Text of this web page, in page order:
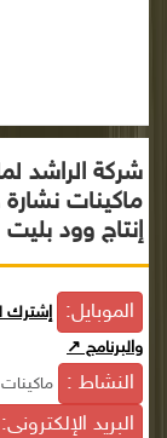
شركة الراشد
ماكينات
إنتاج وود بليت
الموبايل: إشترك
والبرنامج ↗
النشاط :
البريد الإلكترونى: